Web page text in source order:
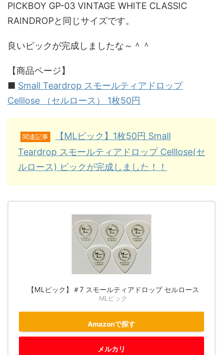
PICKBOY GP-03 VINTAGE WHITE CLASSIC
RAINDROPと同じサイズです。
良いピックが完成しましたな～＾＾
【商品ページ】
■ Small Teardrop スモールティアドロップ
Celllose （セルロース） 1枚50円
関連記事
【MLピック】1枚50円 Small
Teardrop スモールティアドロップ Celllose(セ
ルロース) ピックが完成しました！！
【MLピック】＃7 スモールティアドロップ セルロース
MLピック
Amazonで探す
メルカリ